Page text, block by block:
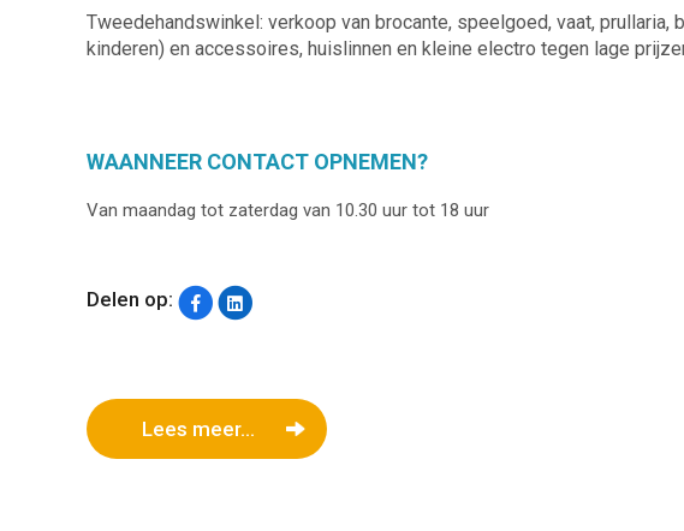
Tweedehandswinkel: verkoop van brocante, speelgoed, vaat, prullaria,
kinderen) en accessoires, huislinnen en kleine electro tegen lage
WAANNEER CONTACT OPNEMEN?
Van maandag tot zaterdag van 10.30 uur tot 18 uur
Delen op:
Lees meer...